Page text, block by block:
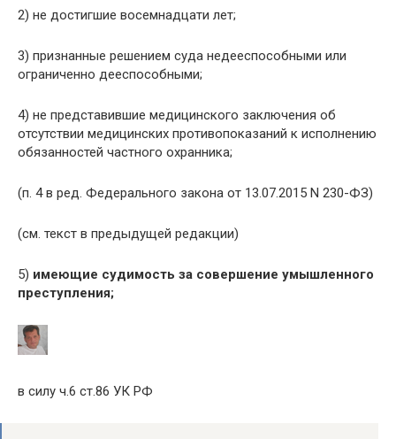
2) не достигшие восемнадцати лет;
3) признанные решением суда недееспособными или
ограниченно дееспособными;
4) не представившие медицинского заключения об
отсутствии медицинских противопоказаний к исполнению
обязанностей частного охранника;
(п. 4 в ред. Федерального закона от 13.07.2015 N 230-ФЗ)
(см. текст в предыдущей редакции)
5) имеющие судимость за совершение умышленного
преступления;
в силу ч.6 ст.86 УК РФ